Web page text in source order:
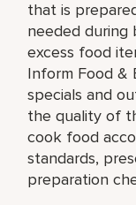
that is
needed during
excess food
Inform Food &
specials and
the quality of
cook food
standards,
preparation